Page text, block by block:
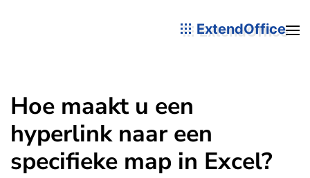
ExtendOffice
Hoe maakt u een
hyperlink naar een
specifieke map in Excel?